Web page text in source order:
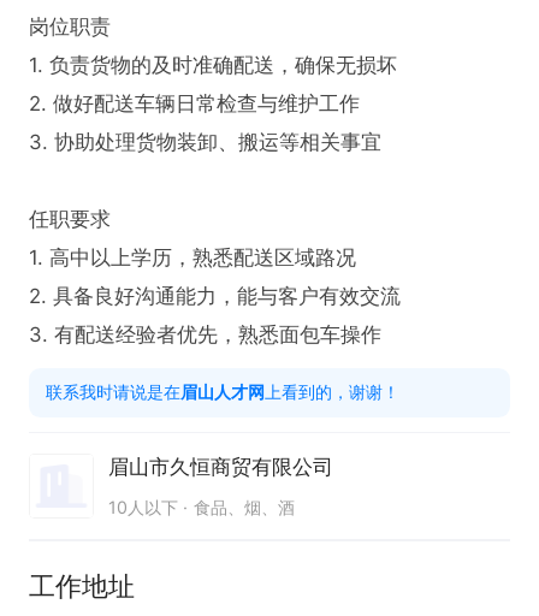
岗位职责
1. 负责货物的及时准确配送，确保无损坏
2. 做好配送车辆日常检查与维护工作
3. 协助处理货物装卸、搬运等相关事宜
任职要求
1. 高中以上学历，熟悉配送区域路况
2. 具备良好沟通能力，能与客户有效交流
3. 有配送经验者优先，熟悉面包车操作
联系我时请说是在眉山人才网 上看到的，谢谢！
眉山市久恒商贸有限公司
10人以下 食品、烟、酒
工作地址